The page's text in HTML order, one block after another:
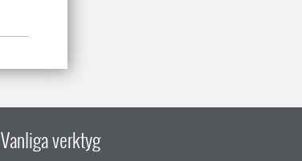
Vanliga verktyg